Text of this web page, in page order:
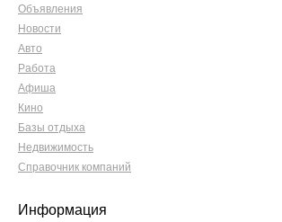
Объявления
Новости
Авто
Работа
Афиша
Кино
Базы отдыха
Недвижимость
Справочник компаний
Информация